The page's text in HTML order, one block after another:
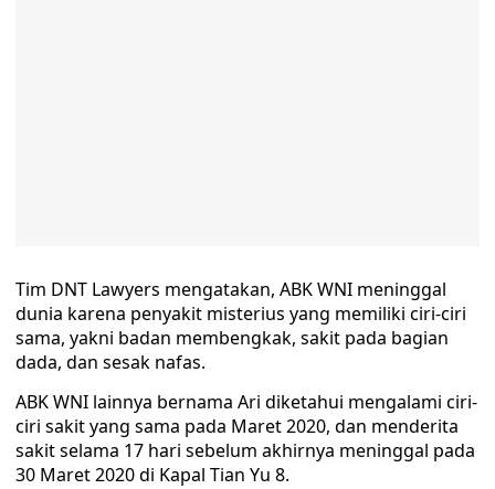
Tim DNT Lawyers mengatakan, ABK WNI meninggal
dunia karena penyakit misterius yang memiliki ciri-ciri
sama, yakni badan membengkak, sakit pada bagian
dada, dan sesak nafas.
ABK WNI lainnya bernama Ari diketahui mengalami ciri-
ciri sakit yang sama pada Maret 2020, dan menderita
sakit selama 17 hari sebelum akhirnya meninggal pada
30 Maret 2020 di Kapal Tian Yu 8.